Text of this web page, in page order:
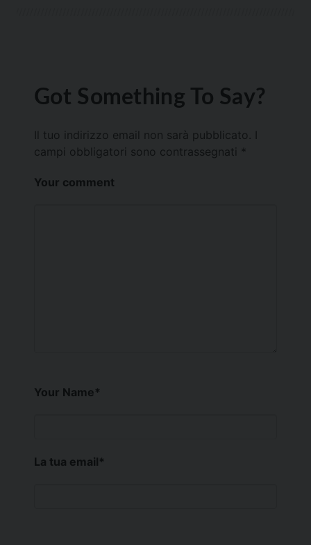
Got Something To Say?
Il tuo indirizzo email non sarà pubblicato.
campi obbligatori sono contrassegnati *
Your comment
Your Name*
La tua email*